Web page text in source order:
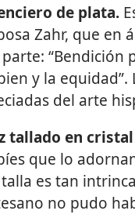
de plata.
Zahr, que en
“Bendición
y la
del arte
tallado en
que lo
talla es tan
no pudo